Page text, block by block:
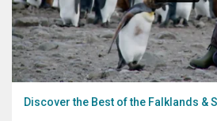
Discover the Best of the Falklands &